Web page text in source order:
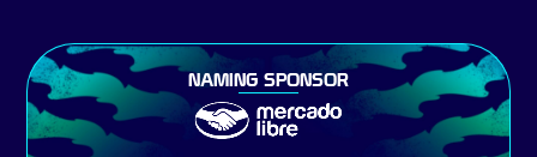
NAMING SPONSOR